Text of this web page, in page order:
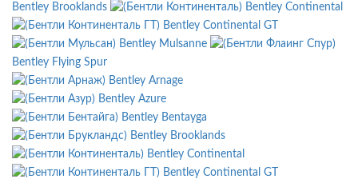
Bentley Brooklands
Bentley Continental
Bentley Continental GT
Bentley Mulsanne
Bentley Flying Spur
Bentley Arnage
Bentley Azure
Bentley Bentayga
Bentley Brooklands
Bentley Continental
Bentley Continental GT